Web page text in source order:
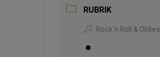
RUBRIK
Rock´n Roll & Oldies